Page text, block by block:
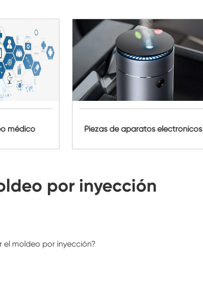
médico Piezas de aparatos electrónicos
por inyección
moldeo por inyección?